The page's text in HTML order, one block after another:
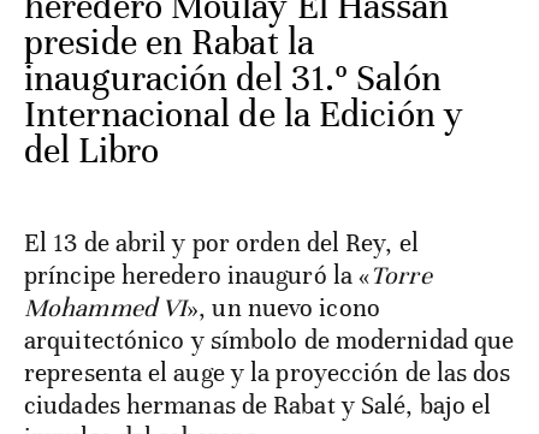
preside en Rabat la
inauguración del 31.º Salón
Internacional de la Edición y
del Libro
El 13 de abril y por orden del Rey, el
príncipe heredero inauguró la «Torre
Mohammed VI», un nuevo icono
arquitectónico y símbolo de modernidad que
representa el auge y la proyección de las dos
ciudades hermanas de Rabat y Salé, bajo el